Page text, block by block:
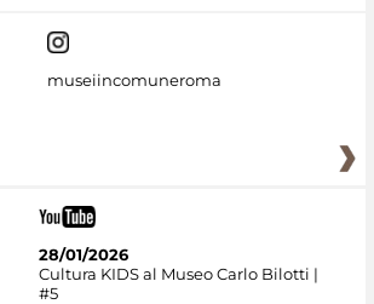
museiincomuneroma
28/01/2026
Cultura KIDS al Museo Carlo Bilotti |
#5